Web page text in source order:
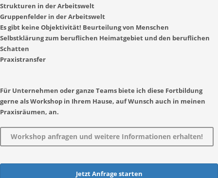
Strukturen in der Arbeitswelt
Gruppenfelder in der Arbeitswelt
Es gibt keine Objektivität! Beurteilung von Menschen
Selbstklärung zum beruflichen Heimatgebiet und den beruflichen
Schatten
Praxistransfer
Für Unternehmen oder ganze Teams biete ich diese Fortbildung
gerne als Workshop in Ihrem Hause, auf Wunsch auch in meinen
Praxisräumen, an.
Workshop anfragen und weitere Informationen erhalten!
Jetzt Anfrage starten